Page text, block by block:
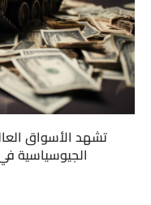
تشهد الأسواق
الجيوسياسية